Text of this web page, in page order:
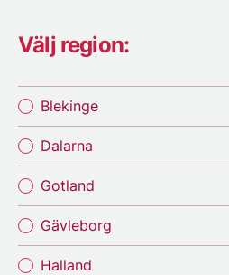
Välj region:
Blekinge
Dalarna
Gotland
Gävleborg
Halland